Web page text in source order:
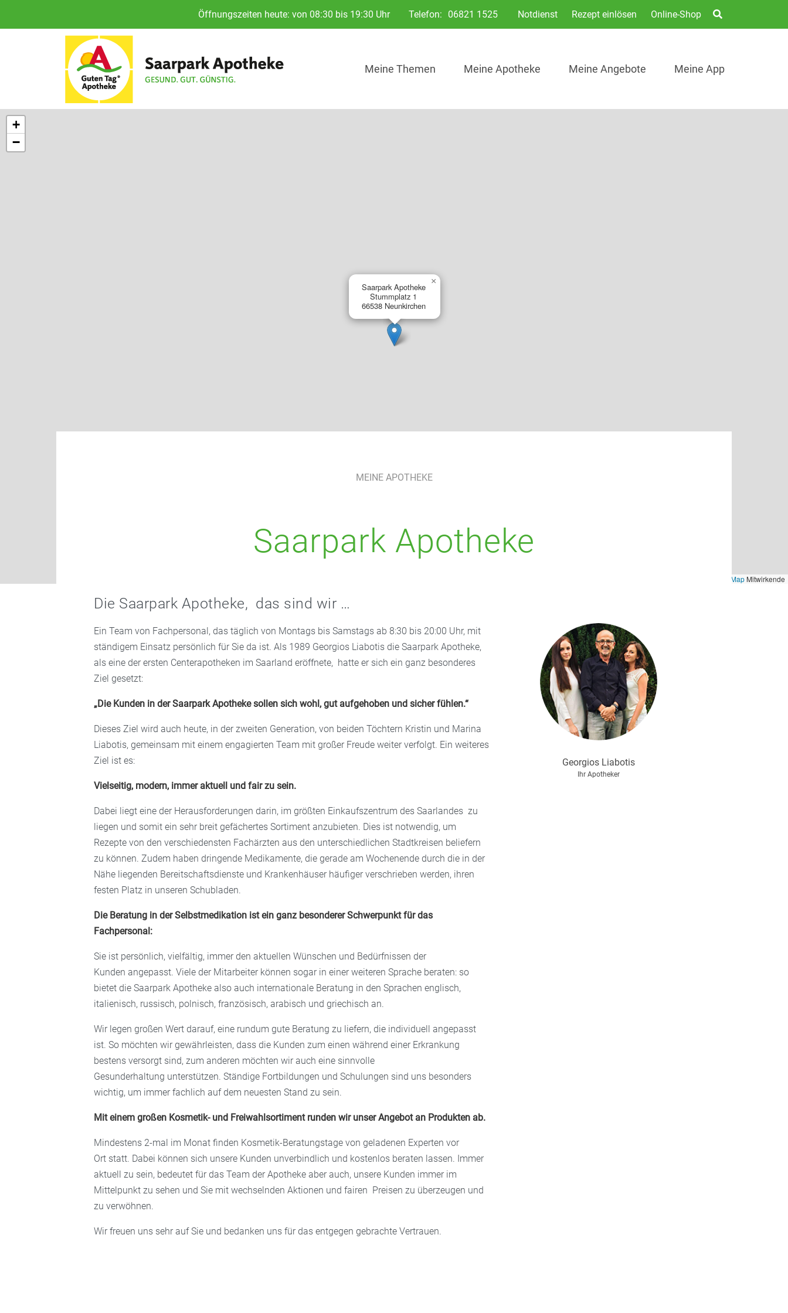
Öffnungszeiten heute: von 08:30 bis 19:30 Uhr Telefon: 06821 1525 Notdienst Rezept einlösen Online-Shop
Meine Themen Meine Apotheke Meine Angebote Meine App
Saarpark Apotheke
Stummplatz 1
66538 Neunkirchen
×
+
−
OpenStreetMap Mitwirkende
MEINE APOTHEKE
Saarpark Apotheke
Die Saarpark Apotheke, das sind wir …
Ein Team von Fachpersonal, das täglich von Montags bis Samstags ab 8:30 bis 20:00 Uhr, mit
ständigem Einsatz persönlich für Sie da ist. Als 1989 Georgios Liabotis die Saarpark Apotheke,
als eine der ersten Centerapotheken im Saarland eröffnete, hatte er sich ein ganz besonderes
Ziel gesetzt:
„Die Kunden in der Saarpark Apotheke sollen sich wohl, gut aufgehoben und sicher fühlen.“
Dieses Ziel wird auch heute, in der zweiten Generation, von beiden Töchtern Kristin und Marina
Liabotis, gemeinsam mit einem engagierten Team mit großer Freude weiter verfolgt. Ein weiteres
Ziel ist es:
Vielseitig, modern, immer aktuell und fair zu sein.
Dabei liegt eine der Herausforderungen darin, im größten Einkaufszentrum des Saarlandes zu
liegen und somit ein sehr breit gefächertes Sortiment anzubieten. Dies ist notwendig, um
Rezepte von den verschiedensten Fachärzten aus den unterschiedlichen Stadtkreisen beliefern
zu können. Zudem haben dringende Medikamente, die gerade am Wochenende durch die in der
Nähe liegenden Bereitschaftsdienste und Krankenhäuser häufiger verschrieben werden, ihren
festen Platz in unseren Schubladen.
Die Beratung in der Selbstmedikation ist ein ganz besonderer Schwerpunkt für das
Fachpersonal:
Sie ist persönlich, vielfältig, immer den aktuellen Wünschen und Bedürfnissen der
Kunden angepasst. Viele der Mitarbeiter können sogar in einer weiteren Sprache beraten: so
bietet die Saarpark Apotheke also auch internationale Beratung in den Sprachen englisch,
italienisch, russisch, polnisch, französisch, arabisch und griechisch an.
Wir legen großen Wert darauf, eine rundum gute Beratung zu liefern, die individuell angepasst
ist. So möchten wir gewährleisten, dass die Kunden zum einen während einer Erkrankung
bestens versorgt sind, zum anderen möchten wir auch eine sinnvolle
Gesunderhaltung unterstützen. Ständige Fortbildungen und Schulungen sind uns besonders
wichtig, um immer fachlich auf dem neuesten Stand zu sein.
Mit einem großen Kosmetik- und Freiwahlsortiment runden wir unser Angebot an Produkten ab.
Mindestens 2-mal im Monat finden Kosmetik-Beratungstage von geladenen Experten vor
Ort statt. Dabei können sich unsere Kunden unverbindlich und kostenlos beraten lassen. Immer
aktuell zu sein, bedeutet für das Team der Apotheke aber auch, unsere Kunden immer im
Mittelpunkt zu sehen und Sie mit wechselnden Aktionen und fairen Preisen zu überzeugen und
zu verwöhnen.
Wir freuen uns sehr auf Sie und bedanken uns für das entgegen gebrachte Vertrauen.
Georgios Liabotis
Ihr Apotheker